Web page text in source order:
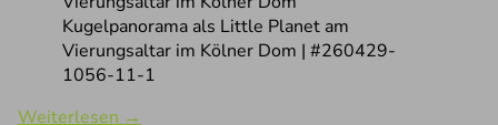
Kugelpanorama als Little Planet am
Vierungsaltar im Kölner Dom | #260429-
1056-11-1
Weiterlesen →